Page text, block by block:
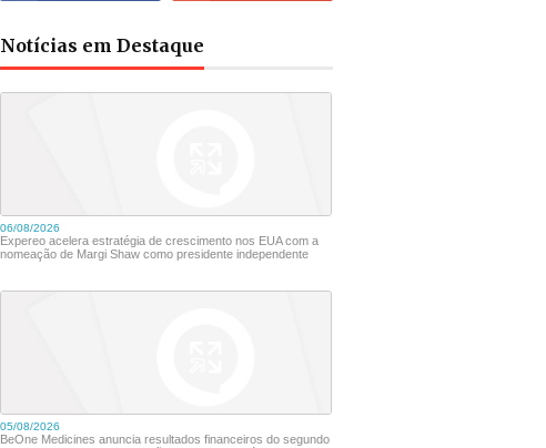
Notícias em Destaque